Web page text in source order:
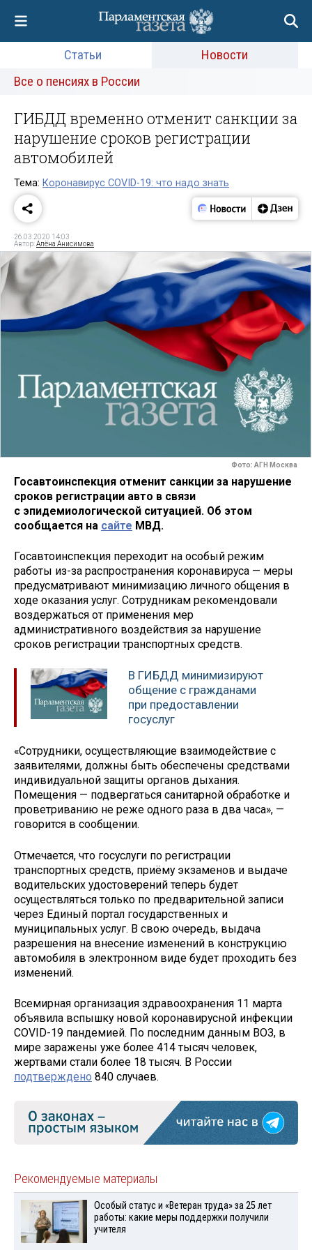
Статьи
Новости
Все о пенсиях в России
ГИБДД временно отменит санкции за
нарушение сроков регистрации
автомобилей
Тема: Коронавирус COVID-19: что надо знать
26.03.2020 14:03
Автор:Алёна Анисимова
Фото: АГН Москва
Госавтоинспекция отменит санкции за нарушение
сроков регистрации авто в связи
с эпидемиологической ситуацией. Об этом
сообщается на сайте МВД.
Госавтоинспекция переходит на особый режим
работы из-за распространения коронавируса — меры
предусматривают минимизацию личного общения в
ходе оказания услуг. Сотрудникам рекомендовали
воздержаться от применения мер
административного воздействия за нарушение
сроков регистрации транспортных средств.
В ГИБДД минимизируют
общение с гражданами
при предоставлении
госуслуг
«Сотрудники, осуществляющие взаимодействие с
заявителями, должны быть обеспечены средствами
индивидуальной защиты органов дыхания.
Помещения — подвергаться санитарной обработке и
проветриванию не реже одного раза в два часа», —
говорится в сообщении.
Отмечается, что госуслуги по регистрации
транспортных средств, приёму экзаменов и выдаче
водительских удостоверений теперь будет
осуществляться только по предварительной записи
через Единый портал государственных и
муниципальных услуг. В свою очередь, выдача
разрешения на внесение изменений в конструкцию
автомобиля в электронном виде будет проходить без
изменений.
Всемирная организация здравоохранения 11 марта
объявила вспышку новой коронавирусной инфекции
COVID-19 пандемией. По последним данным ВОЗ, в
мире заражены уже более 414 тысяч человек,
жертвами стали более 18 тысяч. В России
подтверждено 840 случаев.
Рекомендуемые материалы
Особый статус и «Ветеран труда» за 25 лет
работы: какие меры поддержки получили
учителя